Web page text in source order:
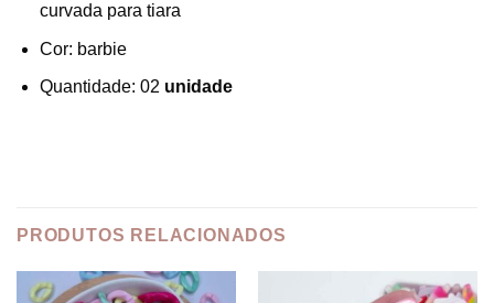
curvada para tiara
Cor: barbie
Quantidade: 02 unidade
PRODUTOS RELACIONADOS